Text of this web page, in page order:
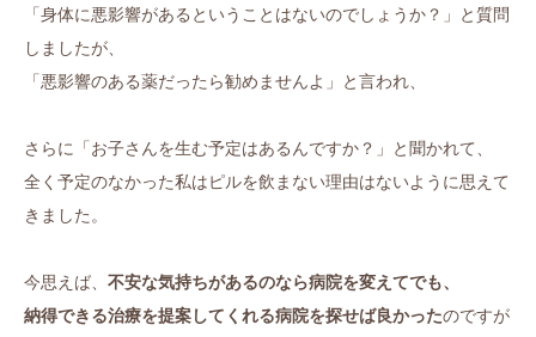
「身体に悪影響があるということはないのでしょうか？」と質問
しましたが、
「悪影響のある薬だったら勧めませんよ」と言われ、
さらに「お子さんを生む予定はあるんですか？」と聞かれて、
全く予定のなかった私はピルを飲まない理由はないように思えて
きました。
今思えば、 不安な気持ちがあるのなら病院を変えてでも、
納得できる治療を提案してくれる病院を探せば良かったのですが